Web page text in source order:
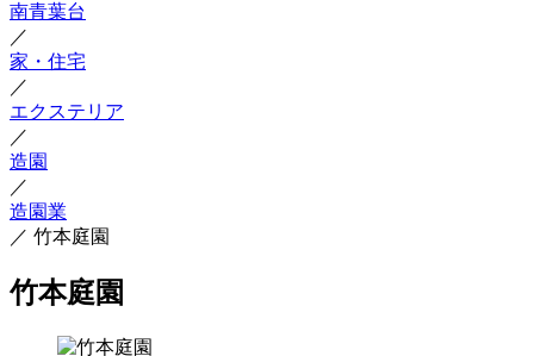
南青葉台
／
家・住宅
／
エクステリア
／
造園
／
造園業
／ 竹本庭園
竹本庭園